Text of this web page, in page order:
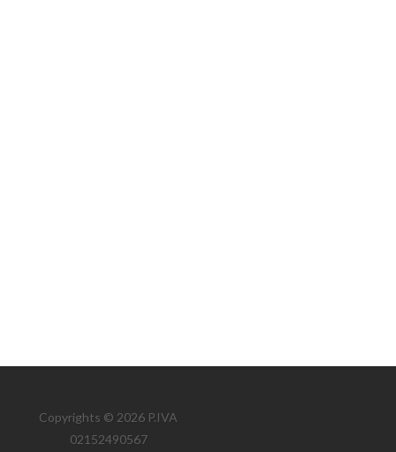
Copyrights © 2026 P.IVA
02152490567